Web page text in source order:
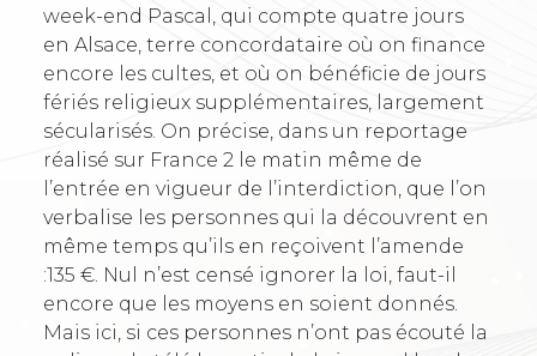
week-end Pascal, qui compte quatre jours
en Alsace, terre concordataire où on finance
encore les cultes, et où on bénéficie de jours
fériés religieux supplémentaires, largement
sécularisés. On précise, dans un reportage
réalisé sur France 2 le matin même de
l’entrée en vigueur de l’interdiction, que l’on
verbalise les personnes qui la découvrent en
même temps qu’ils en reçoivent l’amende
:135 €. Nul n’est censé ignorer la loi, faut-il
encore que les moyens en soient donnés.
Mais ici, si ces personnes n’ont pas écouté la